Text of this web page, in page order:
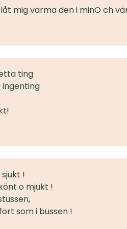
låt mig värma den i minO ch
ting
!
o mjukt !
som i bussen !